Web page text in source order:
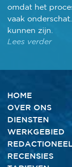
omdat het
vaak
kunnen zijn.
Lees verder
HOME
OVER ONS
DIENSTEN
WERKGEBIED
RECENSIES